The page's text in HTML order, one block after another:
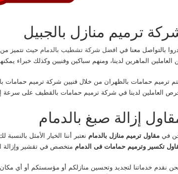
ترميم منازل بالجبيل
بالتواصل معنا في افضل شركة تشطيب بالدمام حيث نتميز من
العاملين الماهرين لدينا، ومنهم سباكين وفنيين وكذلك خبراء
ترميم حمامات بالظهران من خلال فنيين شركة ترميم حمامات
العاملين لدينا في شركة ترميم حمامات بالقطيف على سرعة
إزالة صبغ بالدمام
فيمقاول ترميم منازل بالدمام نعتبر أننا الخيار الأمثل
تكسير وترميم حمامات فى الدمام متخصص في تقشير وإزالة
نقدم خدماتنا لتجديد وتحسين منازلكم أو مؤسستكم أو أي